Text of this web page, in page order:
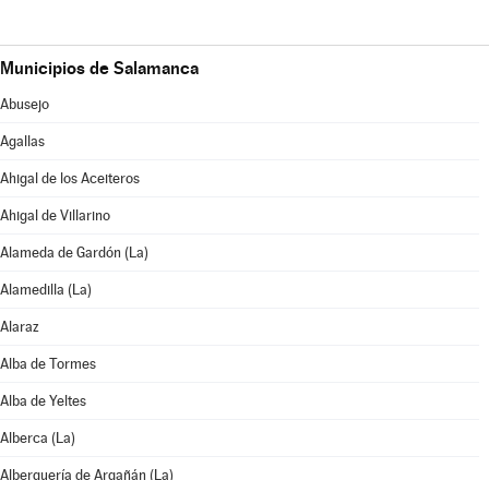
Municipios de Salamanca
Abusejo
Agallas
Ahigal de los Aceiteros
Ahigal de Villarino
Alameda de Gardón (La)
Alamedilla (La)
Alaraz
Alba de Tormes
Alba de Yeltes
Alberca (La)
Alberguería de Argañán (La)